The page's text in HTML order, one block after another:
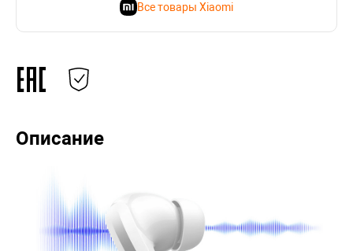
Все товары Xiaomi
Описание